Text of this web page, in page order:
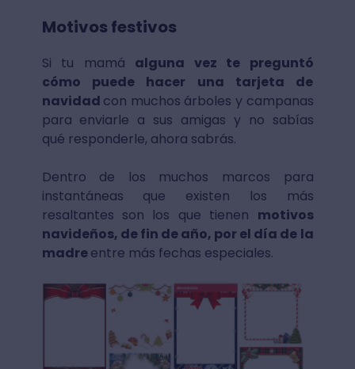
Motivos festivos
Si tu mamá alguna vez te preguntó
cómo puede hacer una tarjeta de
navidad con muchos árboles y campanas
para enviarle a sus amigas y no sabías
qué responderle, ahora sabrás.
Dentro de los muchos marcos para
instantáneas que existen los más
resaltantes son los que tienen motivos
navideños, de fin de año, por el día de la
madreentre más fechas especiales.